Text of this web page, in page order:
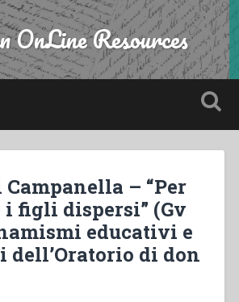
OnLine Resources
– “Per
figli dispersi” (Gv
educativi e
dell’Oratorio di don